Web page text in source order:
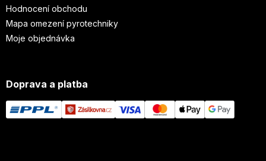
Hodnocení obchodu
Mapa omezení pyrotechniky
Moje objednávka
Doprava a platba